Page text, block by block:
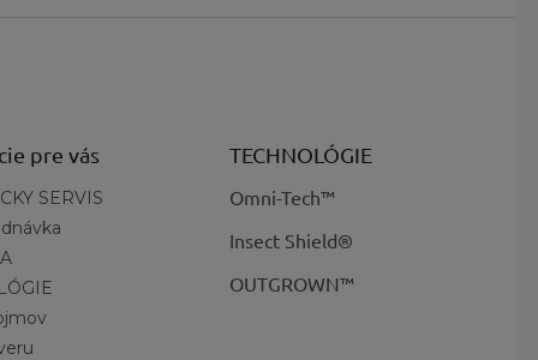
pre vás
SERVIS
TECHNOLÓGIE
Omni-Tech™
Insect Shield®
OUTGROWN™